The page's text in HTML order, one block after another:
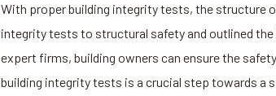
With proper building integrity ‍tests, ‍the structure
integrity tests to structural safety and outlined
expert firms, building owners can ensure the
building integrity tests is a crucial step towards a